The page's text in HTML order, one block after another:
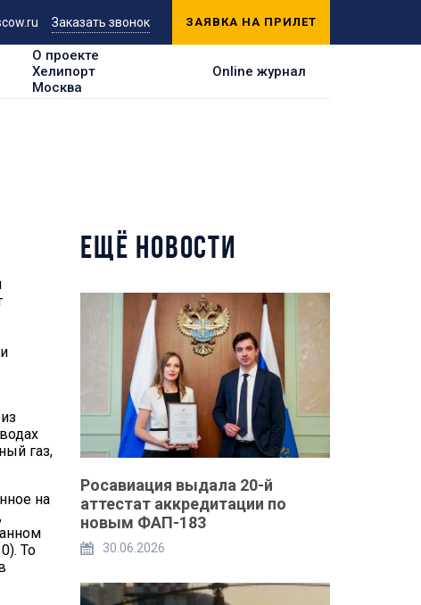
Заказать звонок ЗАЯВКА НА ПРИЛЕТ
О проекте
Хелипорт
Москва
Online журнал
газ,
на
То
ЕЩЁ НОВОСТИ
Росавиация выдала 20-й
аттестат аккредитации по
новым ФАП-183
30.06.2026